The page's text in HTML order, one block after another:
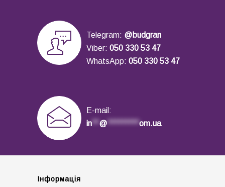
Telegram: @budgran
Viber: 050 330 53 47
WhatsApp: 050 330 53 47
E-mail:
in**@*********om.ua
Інформація